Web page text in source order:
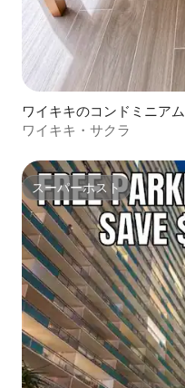
ワイキキのコンドミニアム
ワイキキ・サクラ
スーパーホスト
スーパーホスト